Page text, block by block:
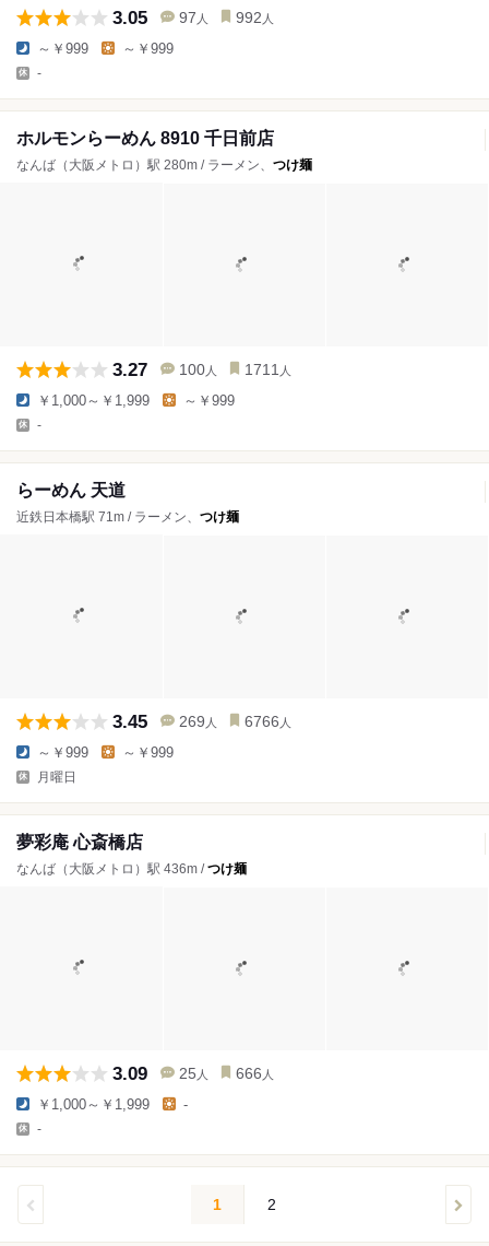
3.05 97 人 992 人
～￥999 ～￥999
-
ホルモンらーめん 8910 千日前店
なんば（大阪メトロ）駅 280m / ラーメン、 つけ麺
3.27 100 人 1711 人
￥1,000～￥1,999 ～￥999
-
らーめん 天道
近鉄日本橋駅 71m / ラーメン、 つけ麺
3.45 269 人 6766 人
～￥999 ～￥999
月曜日
夢彩庵 心斎橋店
なんば（大阪メトロ）駅 436m /つけ麺
3.09 25 人 666 人
￥1,000～￥1,999 -
-
1 2